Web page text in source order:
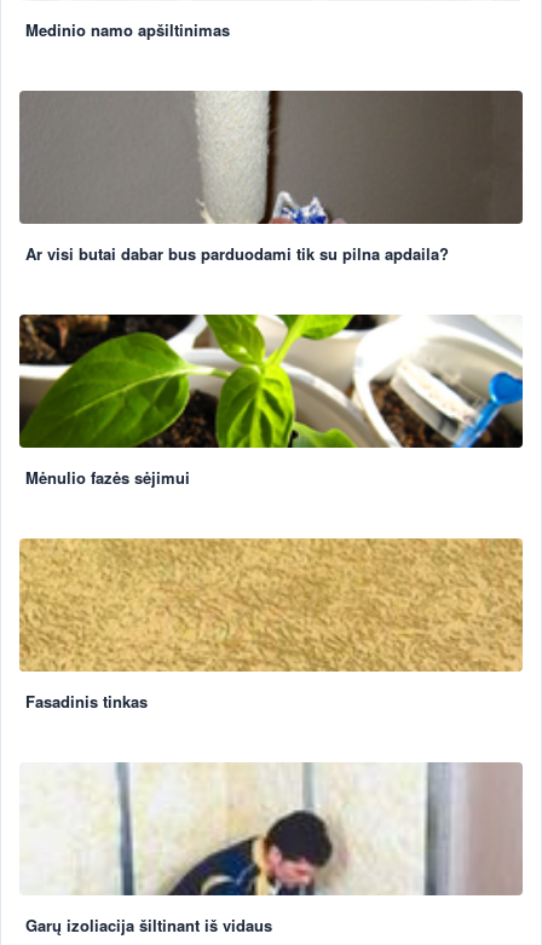
Medinio namo apšiltinimas
Ar visi butai dabar bus parduodami tik su pilna apdaila?
Mėnulio fazės sėjimui
Fasadinis tinkas
Garų izoliacija šiltinant iš vidaus